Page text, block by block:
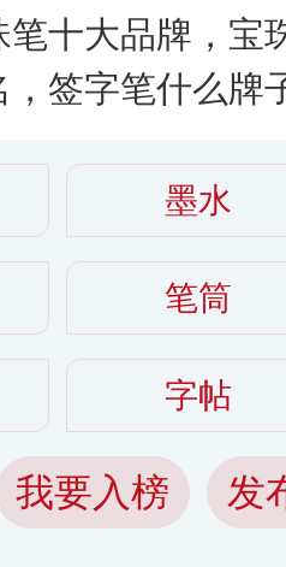
笔十大品牌，宝
，签字笔什么牌
墨水
笔筒
字帖
我要入榜 发